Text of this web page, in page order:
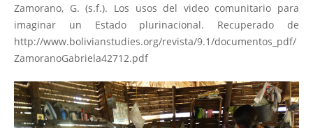
Zamorano, G. (s.f.). Los usos del video comunitario para
imaginar un Estado plurinacional. Recuperado de
http://www.bolivianstudies.org/revista/9.1/documentos_pdf/
ZamoranoGabriela42712.pdf